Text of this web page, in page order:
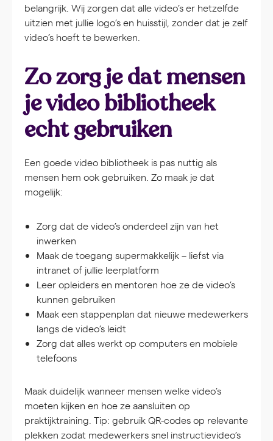
belangrijk. Wij zorgen dat alle video’s er hetzelfde
uitzien met jullie logo’s en huisstijl, zonder dat je zelf
video’s hoeft te bewerken.
Zo zorg je dat mensen
je video bibliotheek
echt gebruiken
Een goede video bibliotheek is pas nuttig als
mensen hem ook gebruiken. Zo maak je dat
mogelijk:
Zorg dat de video’s onderdeel zijn van het
inwerken
Maak de toegang supermakkelijk – liefst via
intranet of jullie leerplatform
Leer opleiders en mentoren hoe ze de video’s
kunnen gebruiken
Maak een stappenplan dat nieuwe medewerkers
langs de video’s leidt
Zorg dat alles werkt op computers en mobiele
telefoons
Maak duidelijk wanneer mensen welke video’s
moeten kijken en hoe ze aansluiten op
praktijktraining. Tip: gebruik QR-codes op relevante
plekken zodat medewerkers snel instructievideo’s